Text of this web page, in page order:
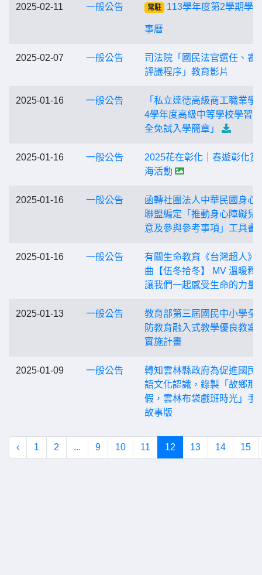
2025-02-11 一般公告 常駐 113學年度第2學期學
事曆
2025-02-07 一般公告
司法院「國民法官選任、審
評議程序」教育影片
2025-01-16 一般公告
「私立達德高級商工職業學
4學年度高級中等學校學習
全免試入學簡章」
2025-01-16 一般公告
2025花在彰化｜春遊彰化賞
海活動
2025-01-16 一般公告
函轉社團法人中華民國身心
聯盟編定「推動身心障礙兒
意及參與參考事項」工具書
2025-01-16 一般公告
有關生命教育《台灣超人》
曲【伍冬拾冬】 MV 溫暖釋
讓我們一起感受生命的力量
2025-01-13 一般公告
教育部第三屆國民中小學全
防教育融入式教學優良教案
實施計畫
2025-01-09 一般公告
轉知雲林縣政府為促進國民
語文化認識，錄製「故鄉那
假，雲林布袋戲班時光」手
故事版
‹ 1 2 ... 9 10 11 12 13 14 15